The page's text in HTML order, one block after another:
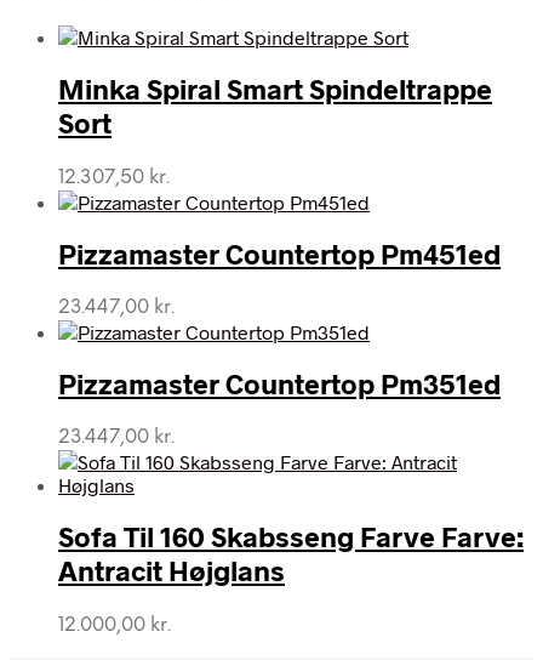
Minka Spiral Smart Spindeltrappe
Sort
12.307,50 kr.
Pizzamaster Countertop Pm451ed
23.447,00 kr.
Pizzamaster Countertop Pm351ed
23.447,00 kr.
Sofa Til 160 Skabsseng Farve Farve:
Antracit Højglans
12.000,00 kr.